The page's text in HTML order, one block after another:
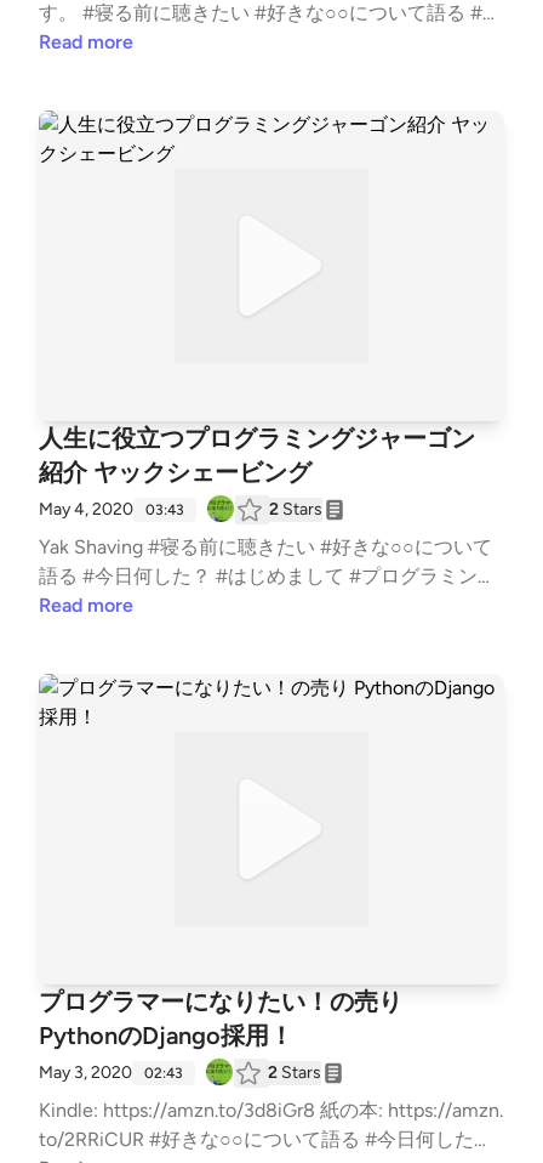
す。 #寝る前に聴きたい #好きな○○について語る #今
日何した？ #はじめまして #プログラミング #転職 #
Read more
人生に役立つプログラミングジャーゴン
紹介 ヤックシェービング
May 4, 2020 03:43 2 Stars
Yak Shaving #寝る前に聴きたい #好きな○○について
語る #今日何した？ #はじめまして #プログラミング
#転職 #勉強 #ジャーゴン
Read more
プログラマーになりたい！の売り
PythonのDjango採用！
May 3, 2020 02:43 2 Stars
Kindle: https://amzn.to/3d8iGr8 紙の本: https://amzn.
to/2RRiCUR #好きな○○について語る #今日何した？